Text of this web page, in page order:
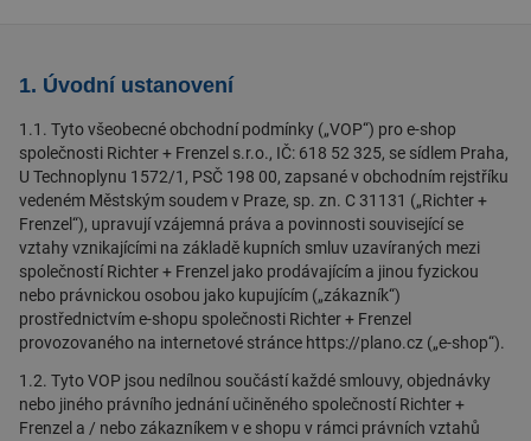
1. Úvodní ustanovení
1.1. Tyto všeobecné obchodní podmínky („VOP“) pro e-shop
společnosti Richter + Frenzel s.r.o., IČ: 618 52 325, se sídlem Praha,
U Technoplynu 1572/1, PSČ 198 00, zapsané v obchodním rejstříku
vedeném Městským soudem v Praze, sp. zn. C 31131 („Richter +
Frenzel“), upravují vzájemná práva a povinnosti související se
vztahy vznikajícími na základě kupních smluv uzavíraných mezi
společností Richter + Frenzel jako prodávajícím a jinou fyzickou
nebo právnickou osobou jako kupujícím („zákazník“)
prostřednictvím e-shopu společnosti Richter + Frenzel
provozovaného na internetové stránce https://plano.cz („e-shop“).
1.2. Tyto VOP jsou nedílnou součástí každé smlouvy, objednávky
nebo jiného právního jednání učiněného společností Richter +
Frenzel a / nebo zákazníkem v e shopu v rámci právních vztahů